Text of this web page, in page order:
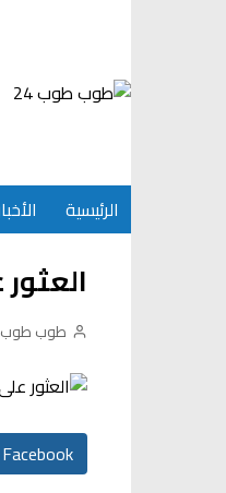
الرئيسية
طوب طوب 24
Facebook